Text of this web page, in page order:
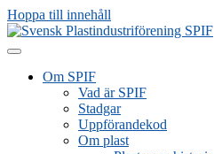
Hoppa till innehåll
Om SPIF
Vad är SPIF
Stadgar
Uppförandekod
Om plast